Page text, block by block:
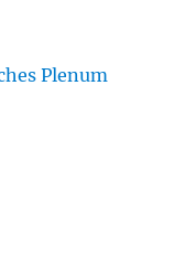
Plenum